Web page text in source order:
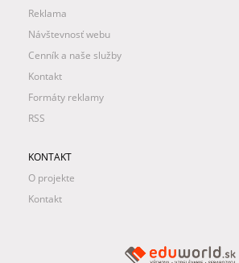
Reklama
Návštevnosť webu
Cenník a naše služby
Kontakt
Formáty reklamy
RSS
KONTAKT
O projekte
Kontakt